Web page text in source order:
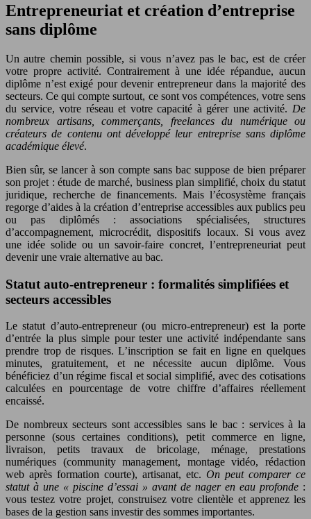
Entrepreneuriat et création d’entreprise
sans diplôme
Un autre chemin possible, si vous n’avez pas le bac, est de créer
votre propre activité. Contrairement à une idée répandue, aucun
diplôme n’est exigé pour devenir entrepreneur dans la majorité des
secteurs. Ce qui compte surtout, ce sont vos compétences, votre sens
du service, votre réseau et votre capacité à gérer une activité. De
nombreux artisans, commerçants, freelances du numérique ou
créateurs de contenu ont développé leur entreprise sans diplôme
académique élevé.
Bien sûr, se lancer à son compte sans bac suppose de bien préparer
son projet : étude de marché, business plan simplifié, choix du statut
juridique, recherche de financements. Mais l’écosystème français
regorge d’aides à la création d’entreprise accessibles aux publics peu
ou pas diplômés : associations spécialisées, structures
d’accompagnement, microcrédit, dispositifs locaux. Si vous avez
une idée solide ou un savoir-faire concret, l’entrepreneuriat peut
devenir une vraie alternative au bac.
Statut auto-entrepreneur : formalités simplifiées et
secteurs accessibles
Le statut d’auto-entrepreneur (ou micro-entrepreneur) est la porte
d’entrée la plus simple pour tester une activité indépendante sans
prendre trop de risques. L’inscription se fait en ligne en quelques
minutes, gratuitement, et ne nécessite aucun diplôme. Vous
bénéficiez d’un régime fiscal et social simplifié, avec des cotisations
calculées en pourcentage de votre chiffre d’affaires réellement
encaissé.
De nombreux secteurs sont accessibles sans le bac : services à la
personne (sous certaines conditions), petit commerce en ligne,
livraison, petits travaux de bricolage, ménage, prestations
numériques (community management, montage vidéo, rédaction
web après formation courte), artisanat, etc. On peut comparer ce
statut à une « piscine d’essai » avant de nager en eau profonde :
vous testez votre projet, construisez votre clientèle et apprenez les
bases de la gestion sans investir des sommes importantes.